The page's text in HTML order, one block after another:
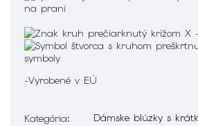
-Vyrobené v EÚ
Kategória:
Dámske blúzky s